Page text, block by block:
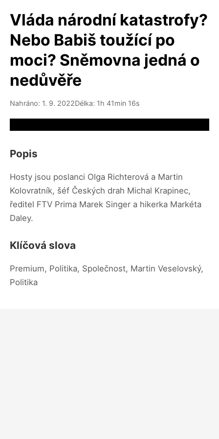
Vláda národní katastrofy?
Nebo Babiš toužící po
moci? Sněmovna jedná o
nedůvěře
Nahráno: 1. 9. 2022Délka: 1h 41min 16s
Popis
Hosty jsou poslanci Olga Richterová a Martin
Kolovratník, šéf Českých drah Michal Krapinec,
ředitel FTV Prima Marek Singer a hikerka Markéta
Daley.
Klíčová slova
Premium, Politika, Společnost, Martin Veselovský,
Politika